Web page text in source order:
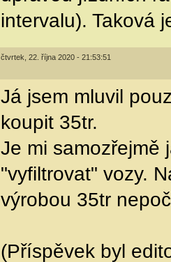
intervalu). Taková
čtvrtek, 22. října 2020 - 21:53:51
Já jsem mluvil
koupit 35tr.
Je mi samozřejmě
"vyfiltrovat" vozy.
výrobou 35tr
(Příspěvek byl